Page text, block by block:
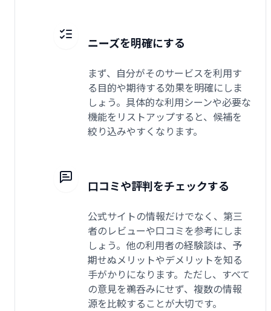
ニーズを明確にする
まず、自分がそのサービスを利用す
る目的や期待する効果を明確にしま
しょう。具体的な利用シーンや必要な
機能をリストアップすると、候補を
絞り込みやすくなります。
口コミや評判をチェックする
公式サイトの情報だけでなく、第三
者のレビューや口コミを参考にしま
しょう。他の利用者の経験談は、予
期せぬメリットやデメリットを知る
手がかりになります。ただし、すべて
の意見を鵜呑みにせず、複数の情報
源を比較することが大切です。